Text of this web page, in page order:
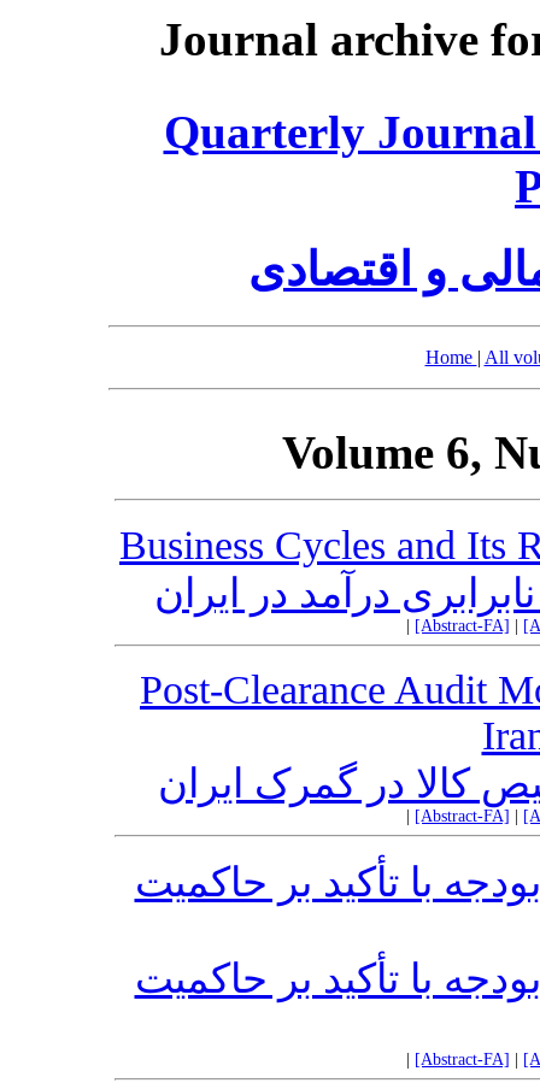
Journal archive
Quarterly
و اقتصادی
Home | All
Volume 6,
Business Cycles and Its
درآمد در ایران
[Abstract-FA]
Post-Clearance Audit
کالا در گمرک ایران
[Abstract-FA]
با تأکید بر حاکمیت
با تأکید بر حاکمیت
[Abstract-FA]